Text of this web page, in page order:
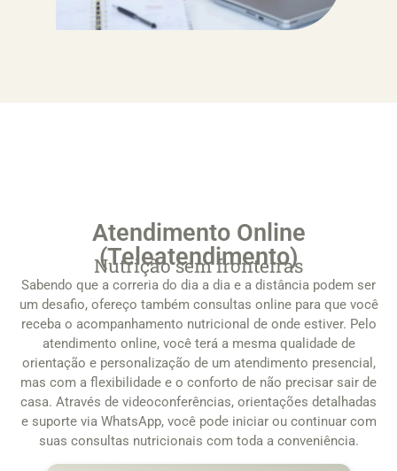
Atendimento Online
(Teleatendimento)
Nutrição sem fronteiras
Sabendo que a correria do dia a dia e a distância podem ser
um desafio, ofereço também consultas online para que você
receba o acompanhamento nutricional de onde estiver. Pelo
atendimento online, você terá a mesma qualidade de
orientação e personalização de um atendimento presencial,
mas com a flexibilidade e o conforto de não precisar sair de
casa. Através de videoconferências, orientações detalhadas
e suporte via WhatsApp, você pode iniciar ou continuar com
suas consultas nutricionais com toda a conveniência.